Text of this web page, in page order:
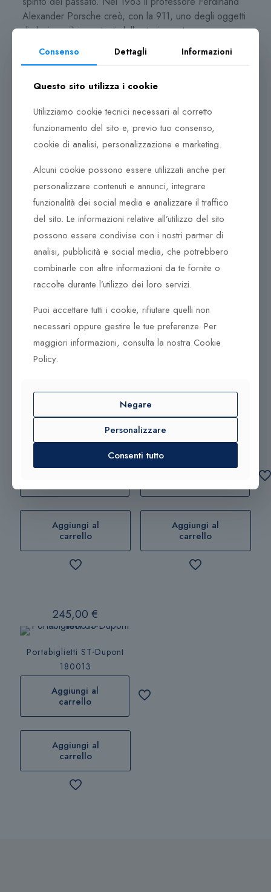
Alexander Porsche creò, con la 911, uno degli oggetti
di design più importanti della storia contemporanea.
Con l’idea di portare i principi ed il mito di Porsche
oltre i confini del mondo dell’automobile, nel 1972 istituì
sua filosofia ed il suo linguaggio stilistico vivono ancora
I caratteri unici del marchio sono riconducibili alla
persona ed alla storia del fondatore dell’azienda: il
nato l’11dicembre 1935, trascorre molto tempo da
bambino negli uffici di progettazione e sviluppo di suo
nonno a Stoccarda. Nel 1943 la famiglia si trasferisce
in Austria ed il professor Ferdinand Alexander Porsche
va a scuola a Zell am See.
Porsche Design segue una chiara filosofia di design:
ottimizzare la funzione riducendo senza compromessi
la forma all’essenziale, superare il conosciuto per
design unici e accattivanti che hanno ricevuto numerosi
riconoscimenti per forma e funzione.
105,00€
Portacarte ST-Dupont
Aggiungi al
Aggiungi al
carrello
215,00€
Cintura ST-Dupont
Aggiungi al
Aggiungi al
carrello
245,00€
Portabiglietti ST-Dupont
180013
Aggiungi al
carrello
Aggiungi al
carrello
Consenso Dettagli Informazioni
Questo sito utilizza i cookie
Utilizziamo cookie tecnici necessari al corretto
funzionamento del sito e, previo tuo consenso,
cookie di analisi, personalizzazione e marketing.
Alcuni cookie possono essere utilizzati anche per
personalizzare contenuti e annunci, integrare
funzionalità dei social media e analizzare il traffico
del sito. Le informazioni relative all’utilizzo del sito
possono essere condivise con i nostri partner di
analisi, pubblicità e social media, che potrebbero
combinarle con altre informazioni da te fornite o
raccolte durante l’utilizzo dei loro servizi.
Puoi accettare tutti i cookie, rifiutare quelli non
necessari oppure gestire le tue preferenze. Per
maggiori informazioni, consulta la nostra Cookie
Policy.
Negare
Personalizzare
Consenti tutto